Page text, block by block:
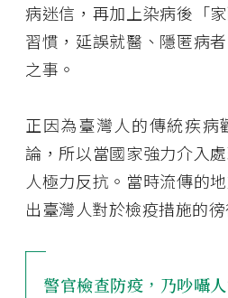
病迷信，再加上染病後「
習慣，延誤就醫、隱匿病
之事。
正因為臺灣人的傳統疾病
論，所以當國家強力介入
人極力反抗。當時流傳的
出臺灣人對於檢疫措施的徬
警官檢查防疫，乃吵囁